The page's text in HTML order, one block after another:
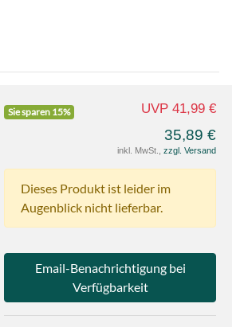
Sie sparen 15% UVP 41,99 €
35,89 €
inkl. MwSt., zzgl. Versand
Dieses Produkt ist leider im
Augenblick nicht lieferbar.
Email-Benachrichtigung bei
Verfügbarkeit